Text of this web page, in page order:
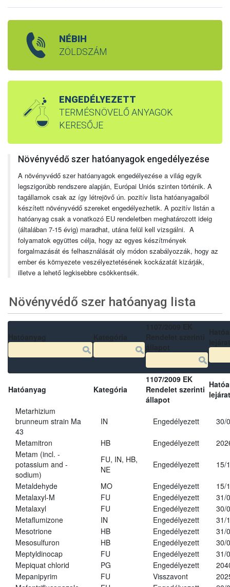
NÉBIH
ZÖLDSZÁM
ENGEDÉLYEZETT
TERMÉSNÖVELŐ ANYAGOK
KERESŐJE
Növényvédő szer hatóanyagok engedélyezése
A növényvédő szer hatóanyagok engedélyezése a világ egyik
legszigorúbb rendszere alapján, Európai Uniós szinten történik. A
tagállamok csak az így létrejövő ún. pozitív lista hatóanyagaiból
készített növényvédő szereket engedélyezhetik. A pozitív listán a
hatóanyag csak a vonatkozó EU rendeletben meghatározott ideig
(általában 7-15 évig) maradhat, utána felül kell vizsgálni. A
folyamatok együttes célja, hogy az egyes készítmények
forgalmazását és felhasználását oly módon szabályozzák, hogy az
ember és környezete veszélyeztetésének kockázatát kizárják,
illetve a lehető legkisebbre csökkentsék.
Növényvédő szer hatóanyag lista
Hatóanyag Kategória
1107/2009 EK
Rendelet szerinti
állapot
Metarhizium
brunneum strain Ma
43
IN Engedélyezett 30/
Metamitron HB Engedélyezett
Metam (incl. -
potassium and -
sodium)
FU, IN, HB,
NE
Engedélyezett 15/
Metaldehyde MO Engedélyezett
15/
Metalaxyl-M
FU Engedélyezett
31/
Metalaxyl
FU Engedélyezett
30/
Metaflumizone
IN Engedélyezett
31/
Mesotrione
HB Engedélyezett
31/
Mesosulfuron
HB Engedélyezett
30/
Meptyldinocap
FU Engedélyezett
31/
Mepiquat chlorid
PG Engedélyezett
Mepanipyrim
FU Visszavont